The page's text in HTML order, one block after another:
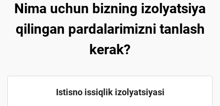
Nima uchun bizning izolyatsiya
qilingan pardalarimizni tanlash
kerak?
Istisno issiqlik izolyatsiyasi